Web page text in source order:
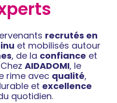
recrutés en
et mobilisés autour
, de la confiance et
ChezAIDADOMI, le
rime avec qualité,
et excellence
quotidien.